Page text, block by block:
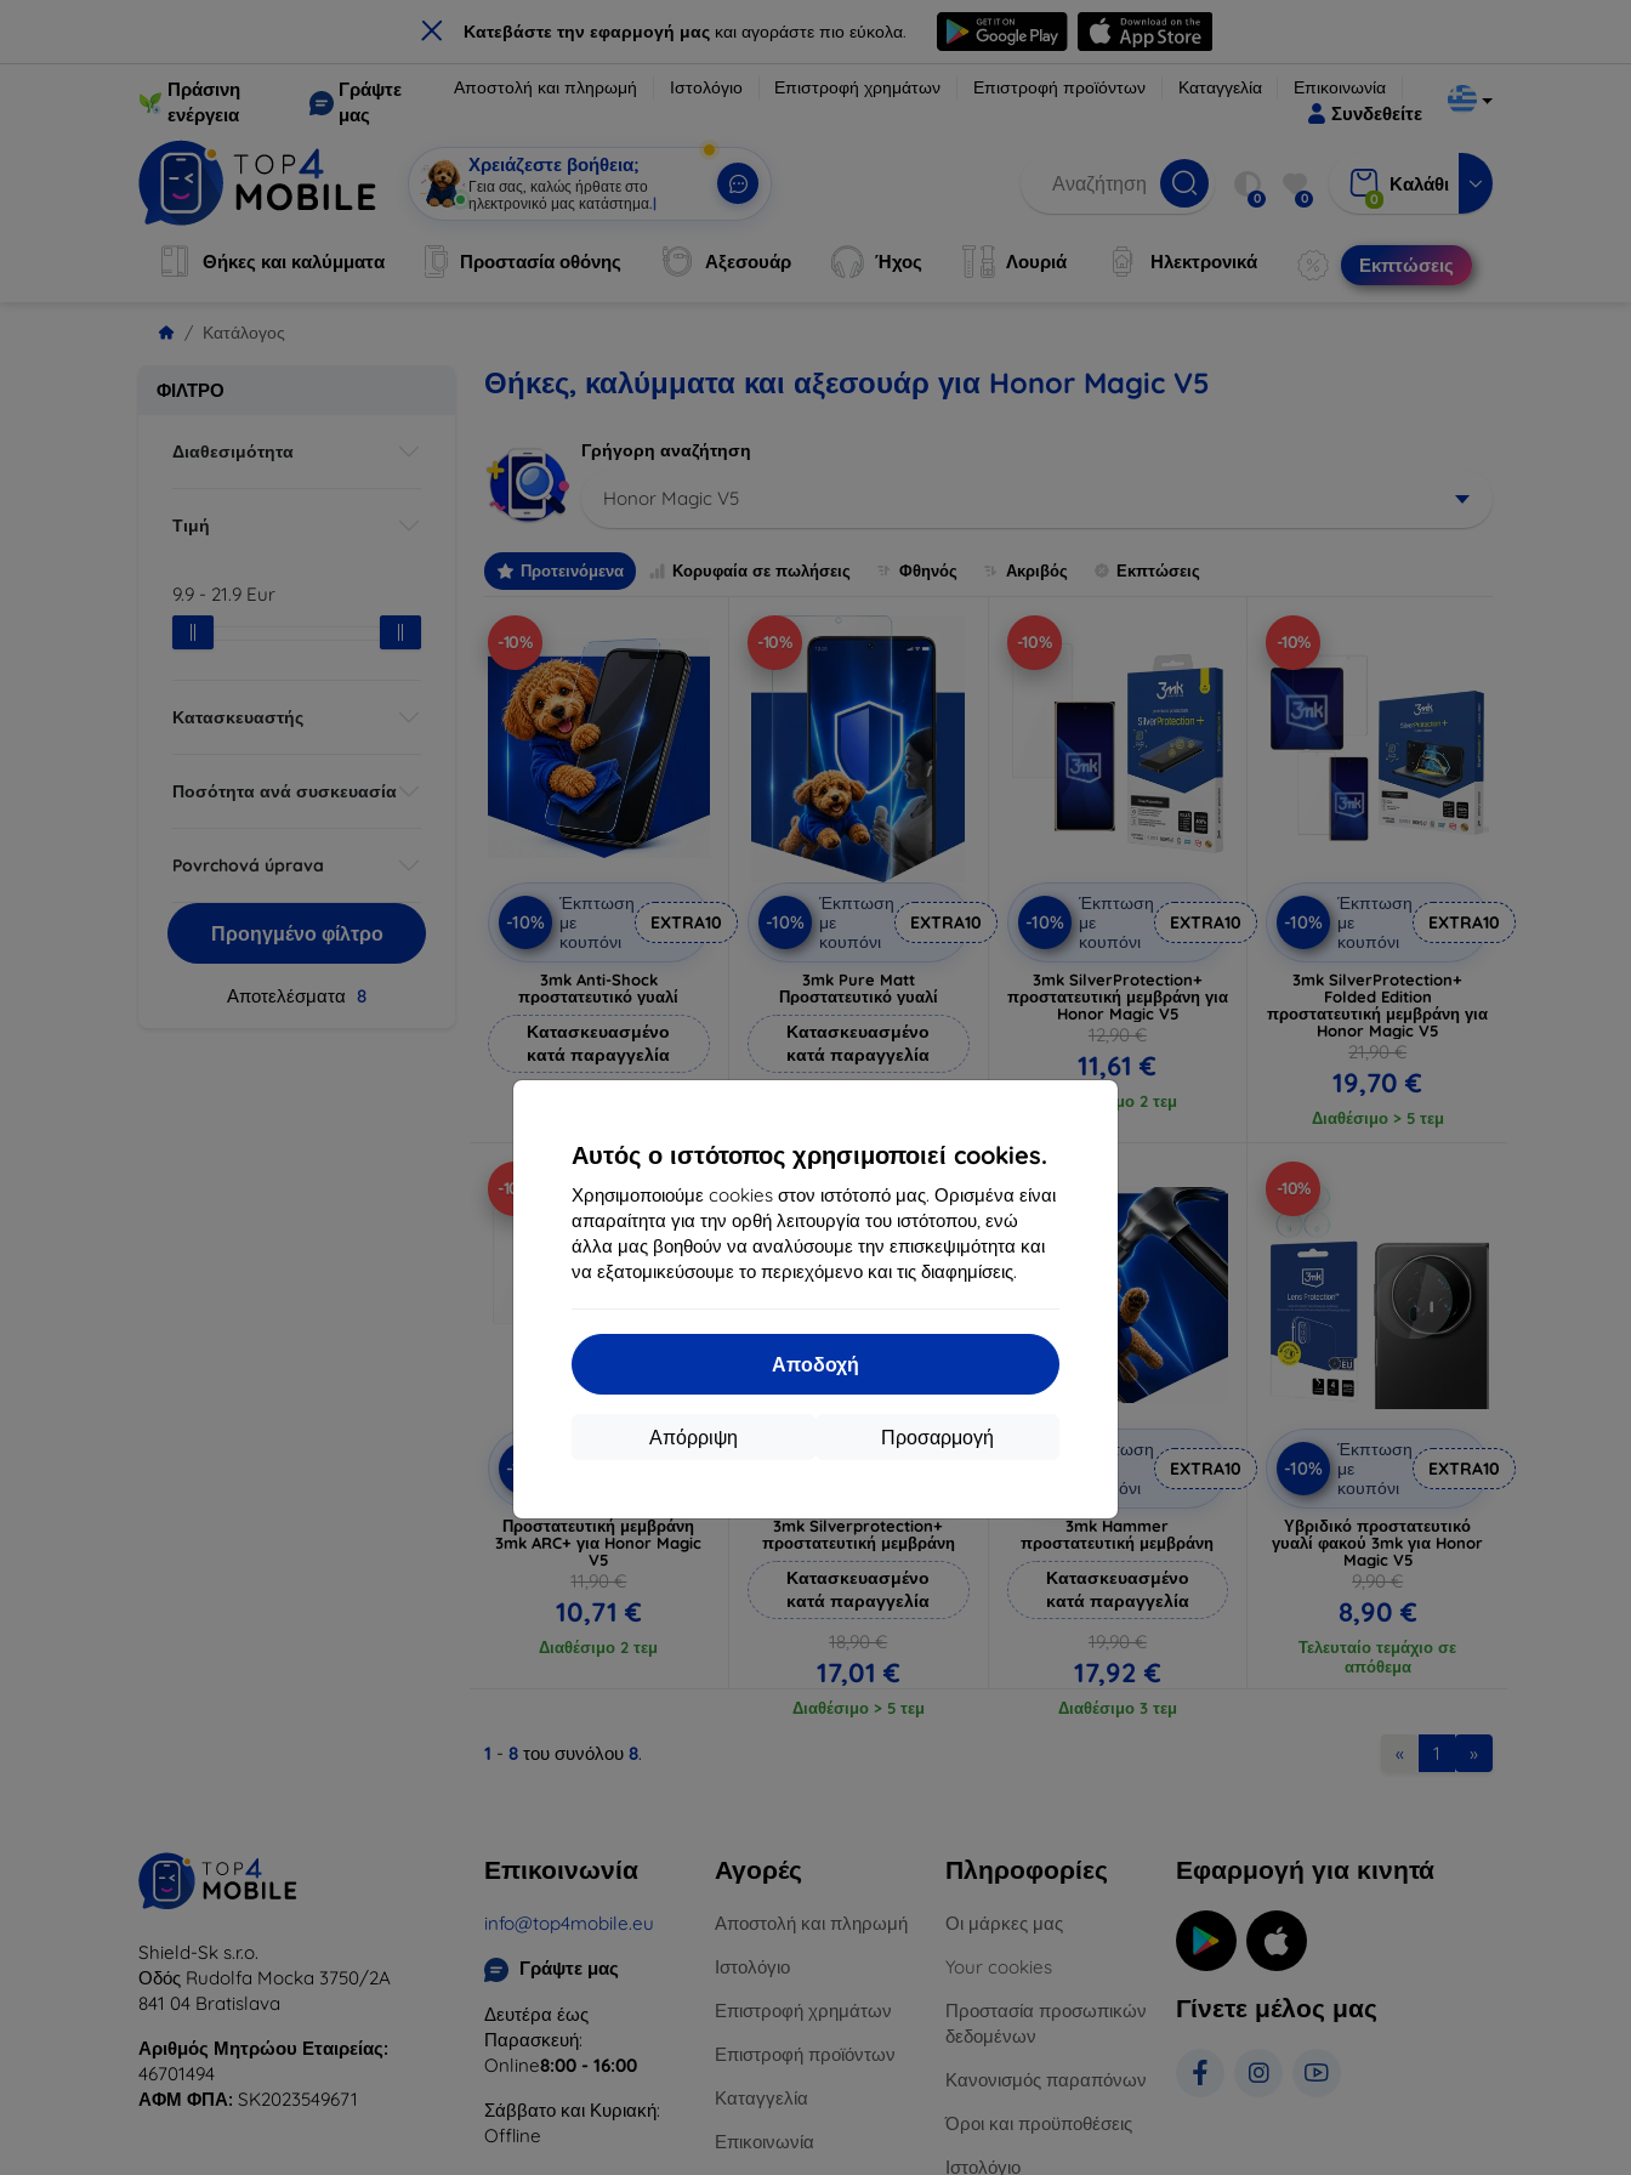
× Κατεβάστε την εφαρμογή μαςκαι αγοράστε πιο εύκολα.
Αυτός ο ιστότοπος χρησιμοποιεί cookies.
Χρησιμοποιούμε cookies στον ιστότοπό μας. Ορισμένα είναι
απαραίτητα για την ορθή λειτουργία του ιστότοπου, ενώ
άλλα μας βοηθούν να αναλύσουμε την επισκεψιμότητα και
να εξατομικεύσουμε το περιεχόμενο και τις διαφημίσεις.
Αποδοχή
Προσαρμογή
Απόρριψη
Πράσινη
ενέργεια
Γράψτε
μας
Αποστολή και πληρωμή Ιστολόγιο Επιστροφή χρημάτων Επιστροφή προϊόντων Καταγγελία Επικοινωνία
Συνδεθείτε
Χρειάζεστε βοήθεια;
Γεια σας, καλώς ήρθατε στο
ηλεκτρονικό μας κατάστημα. | 0 0 0
Καλάθι
Θήκες και καλύμματα Προστασία οθόνης Αξεσουάρ Ήχος Λουριά Ηλεκτρονικά Εκπτώσεις
Κατάλογος
ΦΊΛΤΡΟ
Διαθεσιμότητα
Τιμή
9.9 - 21.9 Eur
Κατασκευαστής
Ποσότητα ανά συσκευασία
Povrchová úprava
Προηγμένο φίλτρο
Αποτελέσματα 8
Θήκες, καλύμματα και αξεσουάρ για Honor Magic V5
Γρήγορη αναζήτηση
Honor Magic V5
Προτεινόμενα Κορυφαία σε πωλήσεις Φθηνός Ακριβός Εκπτώσεις
-10%
-10%
Έκπτωση
με
κουπόνι
EXTRA10
3mk Anti-Shock
προστατευτικό γυαλί
Κατασκευασμένο
κατά παραγγελία
Διαθέσιμο > 5 τεμ
-10%
-10%
Έκπτωση
με
κουπόνι
EXTRA10
3mk Pure Matt
Προστατευτικό γυαλί
Κατασκευασμένο
κατά παραγγελία
Διαθέσιμο > 5 τεμ
-10%
-10%
Έκπτωση
με
κουπόνι
EXTRA10
3mk SilverProtection+
προστατευτική μεμβράνη για
Honor Magic V5
12,90 €
11,61 €
Διαθέσιμο 2 τεμ
-10%
-10%
Έκπτωση
με
κουπόνι
EXTRA10
3mk SilverProtection+
Folded Edition
προστατευτική μεμβράνη για
Honor Magic V5
21,90 €
19,70 €
Διαθέσιμο > 5 τεμ
-10%
-10%
Προστατευτική μεμβράνη
3mk ARC+ για Honor Magic
V5
11,90 €
10,71 €
Διαθέσιμο 2 τεμ
-10%
Έκπτωση
3mk Silverprotection+
προστατευτική μεμβράνη
Κατασκευασμένο
κατά παραγγελία
18,90 €
17,01 €
Διαθέσιμο > 5 τεμ
-10%
Έκπτωση
κουπόνι
EXTRA10
3mk Hammer
προστατευτική μεμβράνη
Κατασκευασμένο
κατά παραγγελία
19,90 €
17,92 €
Διαθέσιμο 3 τεμ
-10%
-10%
Έκπτωση
με
κουπόνι
EXTRA10
Υβριδικό προστατευτικό
γυαλί φακού 3mk για Honor
Magic V5
9,90 €
8,90 €
Τελευταίο τεμάχιο σε
απόθεμα
1 - 8 του συνόλου 8. « 1 »
Shield-Sk s.r.o.
Οδός Rudolfa Mocka 3750/2A
841 04 Bratislava
Αριθμός Μητρώου Εταιρείας:
46701494
ΑΦΜ ΦΠΑ: SK2023549671
Επικοινωνία
info@top4mobile.eu
Γράψτε μας
Δευτέρα έως
Παρασκευή:
Online8:00 - 16:00
Σάββατο και Κυριακή:
Offline
Αγορές
Αποστολή και πληρωμή
Ιστολόγιο
Επιστροφή χρημάτων
Επιστροφή προϊόντων
Καταγγελία
Επικοινωνία
Πληροφορίες
Οι μάρκες μας
Your cookies
Προστασία προσωπικών
δεδομένων
Κανονισμός παραπόνων
Όροι και προϋποθέσεις
Ιστολόγιο
Εφαρμογή για κινητά
Γίνετε μέλος μας